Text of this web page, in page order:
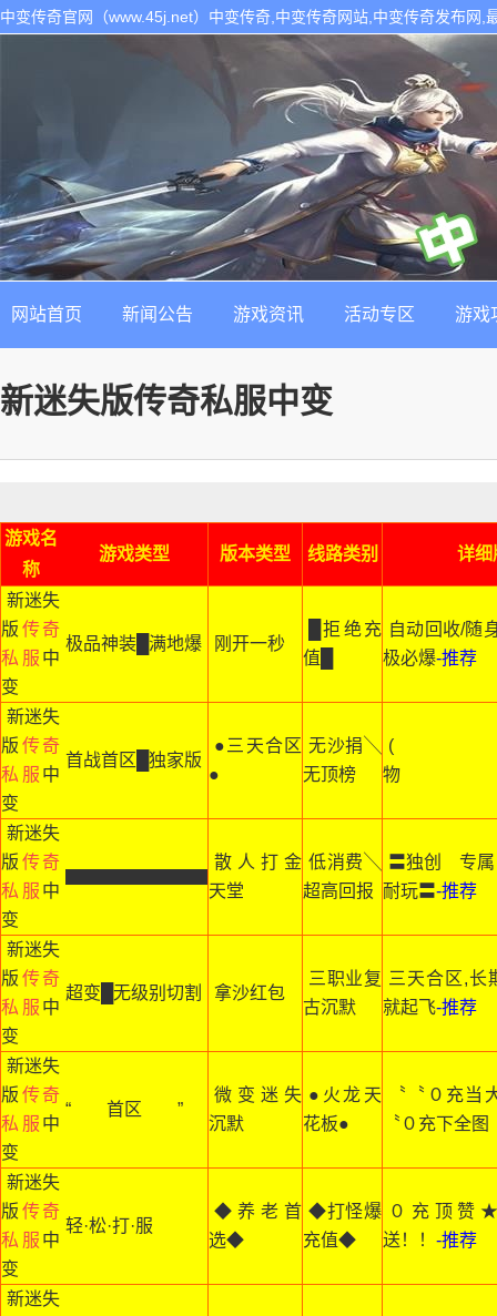
中变传奇官网（www.45j.net）中变传奇,中变传奇网站,中变传奇发布网,
网站首页 新闻公告 游戏资讯 活动专区 游戏
新迷失版传奇私服中变
游戏名
称
游戏类型 版本类型 线路类别 详细
新迷失
版 传奇
私服 中
变
极品神装█满地爆 刚开一秒
█拒绝充
值█
自动回收/随
极必爆-推荐
新迷失
版 传奇
私服 中
变
首战首区█独家版
●三天合区
●
无沙捐╲
无顶榜
(
物
新迷失
版 传奇
私服 中
变
散人打金
天堂
低消费╲
超高回报
〓独创 专
耐玩〓-推荐
新迷失
版 传奇
私服 中
变
超变█无级别切割 拿沙红包
三职业复
古沉默
三天合区,长
就起飞-推荐
新迷失
版 传奇
私服 中
变
“ 首区 ”
微变迷失
沉默
●火龙天
花板●
〝〝０充当
〝０充下全图
新迷失
版 传奇
私服 中
变
轻·松·打·服
◆养老首
选◆
◆打怪爆
充值◆
０充顶赞
送！！ -推荐
新迷失